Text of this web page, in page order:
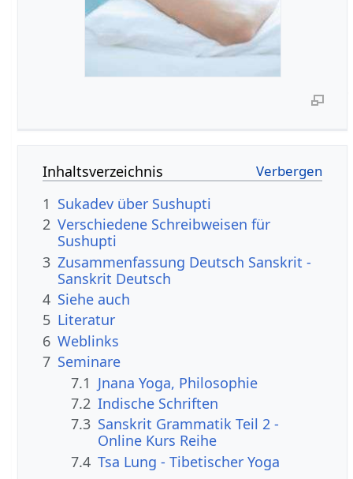
Inhaltsverzeichnis
1 Sukadev über Sushupti
2 Verschiedene Schreibweisen für
Sushupti
3 Zusammenfassung Deutsch Sanskrit -
Sanskrit Deutsch
4 Siehe auch
5 Literatur
6 Weblinks
7 Seminare
7.1 Jnana Yoga, Philosophie
7.2 Indische Schriften
7.3 Sanskrit Grammatik Teil 2 -
Online Kurs Reihe
7.4 Tsa Lung - Tibetischer Yoga